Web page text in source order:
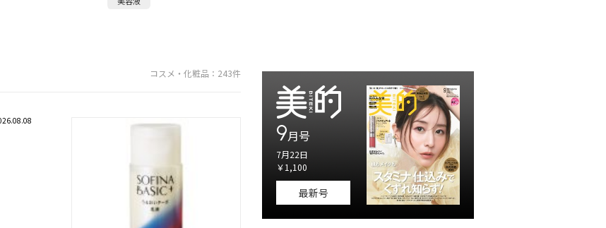
コスメ・化粧品：243件
9月号
7月22日
￥1,100
最新号